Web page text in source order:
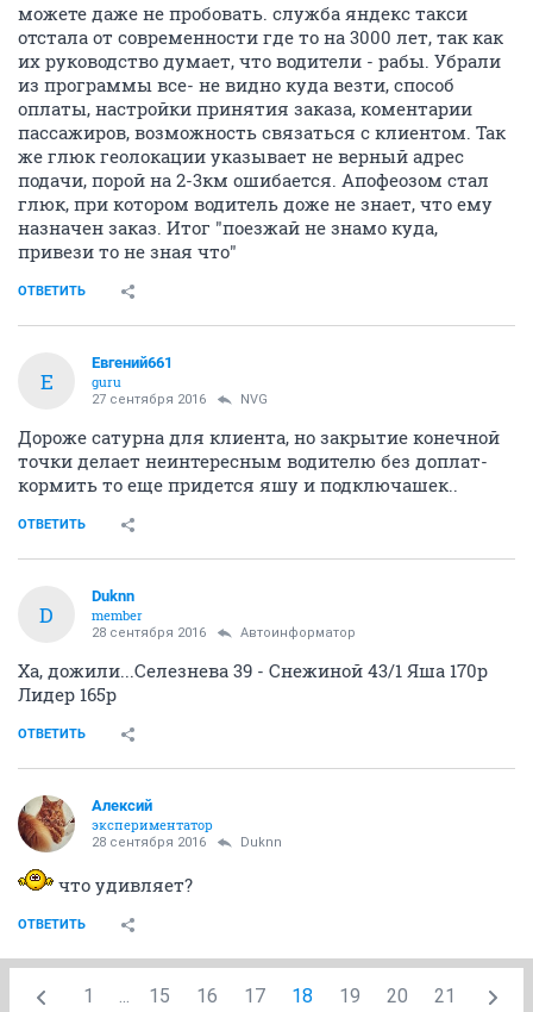
можете даже не пробовать. служба яндекс такси
отстала от современности где то на 3000 лет, так как
их руководство думает, что водители - рабы. Убрали
из программы все- не видно куда везти, способ
оплаты, настройки принятия заказа, коментарии
пассажиров, возможность связаться с клиентом. Так
же глюк геолокации указывает не верный адрес
подачи, порой на 2-3км ошибается. Апофеозом стал
глюк, при котором водитель доже не знает, что ему
назначен заказ. Итог "поезжай не знамо куда,
привези то не зная что"
ОТВЕТИТЬ
Е
Евгений661
guru
27 сентября 2016 NVG
Дороже сатурна для клиента, но закрытие конечной
точки делает неинтересным водителю без доплат-
кормить то еще придется яшу и подключашек..
ОТВЕТИТЬ
D
Duknn
member
28 сентября 2016 Автоинформатор
Ха, дожили...Селезнева 39 - Снежиной 43/1 Яша 170р
Лидер 165р
ОТВЕТИТЬ
Алексий
экспериментатор
28 сентября 2016 Duknn
что удивляет?
ОТВЕТИТЬ
1 ... 15 16 17 18 19 20 21